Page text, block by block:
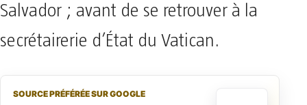
Salvador ; avant de se retrouver à la
secrétairerie d’État du Vatican.
SOURCE PRÉFÉRÉE SUR GOOGLE